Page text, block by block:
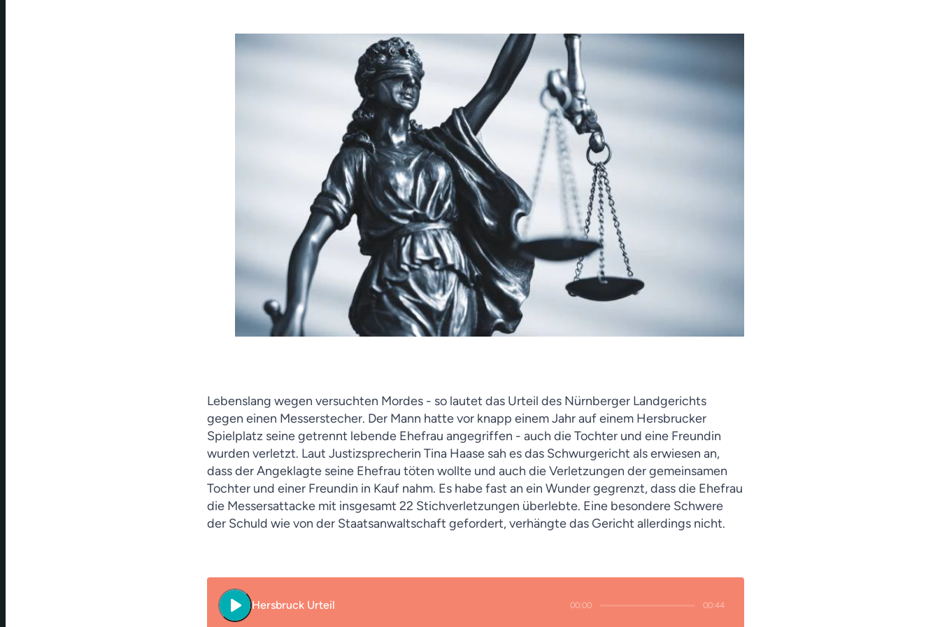
Lebenslang wegen versuchten Mordes - so lautet das Urteil des Nürnberger Landgerichts
gegen einen Messerstecher. Der Mann hatte vor knapp einem Jahr auf einem Hersbrucker
Spielplatz seine getrennt lebende Ehefrau angegriffen - auch die Tochter und eine Freundin
wurden verletzt. Laut Justizsprecherin Tina Haase sah es das Schwurgericht als erwiesen an,
dass der Angeklagte seine Ehefrau töten wollte und auch die Verletzungen der gemeinsamen
Tochter und einer Freundin in Kauf nahm. Es habe fast an ein Wunder gegrenzt, dass die Ehefrau
die Messersattacke mit insgesamt 22 Stichverletzungen überlebte. Eine besondere Schwere
der Schuld wie von der Staatsanwaltschaft gefordert, verhängte das Gericht allerdings nicht.
play_arrow Hersbruck Urteil 00:00 00:44